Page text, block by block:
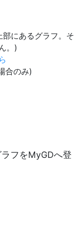
にあるグラフ。そ
。)
合のみ)
フをMyGDへ登